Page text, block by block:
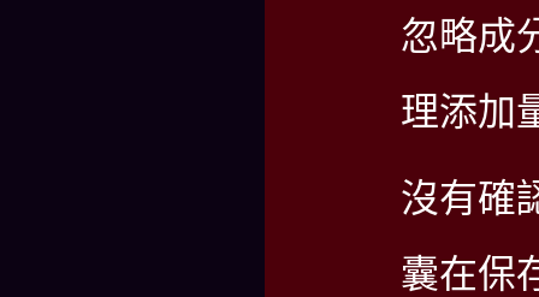
忽略成
理添加
沒有確
囊在保